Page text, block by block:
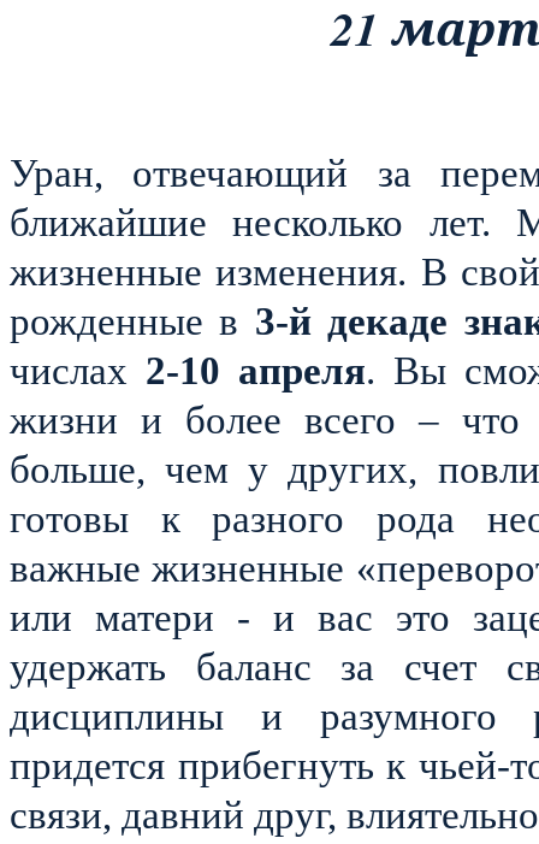
21
Уран, отвечающий за
ближайшие несколько
жизненные изменения. В
рожденные в 3-й декаде
числах 2-10 апреля. Вы
жизни и более всего – что
больше, чем у других,
готовы к разного рода
важные жизненные
или матери - и вас это
удержать баланс за счет
дисциплины и разумного
придется прибегнуть к
связи, давний друг,